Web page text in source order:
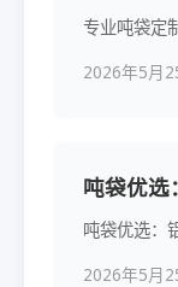
专业吨袋定
2026年5月
吨袋优选
吨袋优选：
2026年5月